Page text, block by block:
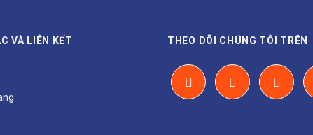
VÀ LIÊN KẾT THEO DÕI CHÚNG TÔI TRÊN